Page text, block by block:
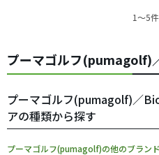
1〜5
プーマゴルフ(pumagolf)
プーマゴルフ(pumagolf)／
アの種類から探す
プーマゴルフ(pumagolf)の他のブラン